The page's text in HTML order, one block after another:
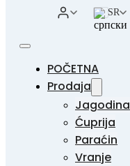
SR
POČETNA
Prodaja
Jagodina
Ćuprija
Paraćin
Vranje